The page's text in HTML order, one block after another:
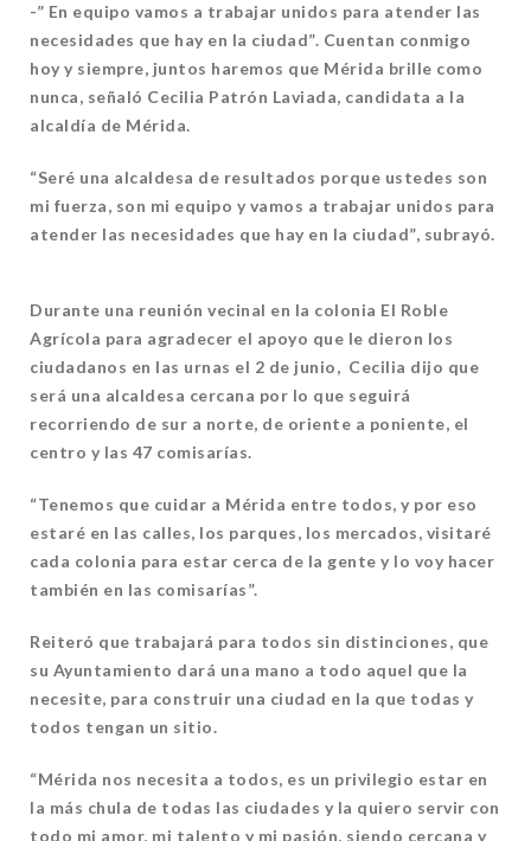
-” En equipo vamos a trabajar unidos para atender las
necesidades que hay en la ciudad”. Cuentan conmigo
hoy y siempre, juntos haremos que Mérida brille como
nunca, señaló Cecilia Patrón Laviada, candidata a la
alcaldía de Mérida.
“Seré una alcaldesa de resultados porque ustedes son
mi fuerza, son mi equipo y vamos a trabajar unidos para
atender las necesidades que hay en la ciudad”, subrayó.
Durante una reunión vecinal en la colonia El Roble
Agrícola para agradecer el apoyo que le dieron los
ciudadanos en las urnas el 2 de junio, Cecilia dijo que
será una alcaldesa cercana por lo que seguirá
recorriendo de sur a norte, de oriente a poniente, el
centro y las 47 comisarías.
“Tenemos que cuidar a Mérida entre todos, y por eso
estaré en las calles, los parques, los mercados, visitaré
cada colonia para estar cerca de la gente y lo voy hacer
también en las comisarías”.
Reiteró que trabajará para todos sin distinciones, que
su Ayuntamiento dará una mano a todo aquel que la
necesite, para construir una ciudad en la que todas y
todos tengan un sitio.
“Mérida nos necesita a todos, es un privilegio estar en
la más chula de todas las ciudades y la quiero servir con
todo mi amor, mi talento y mi pasión, siendo cercana y